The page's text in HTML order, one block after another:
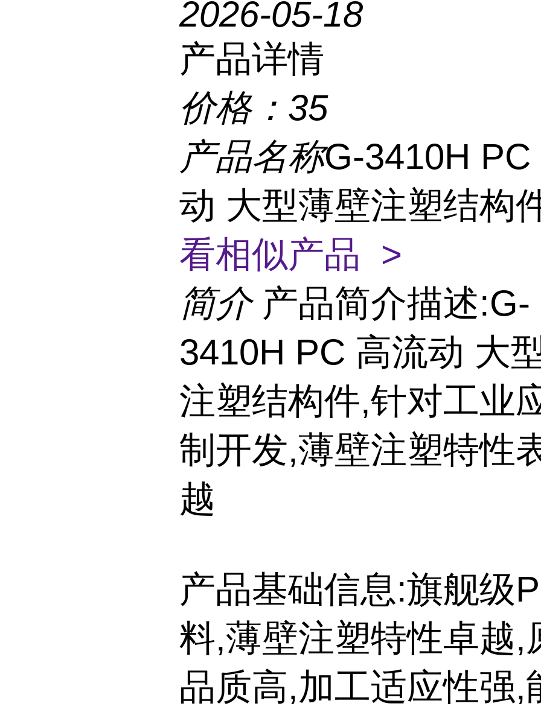
2026-05-18
产品详情
价格： 35
产品名称G-3410H PC
动 大型薄壁注塑结构
看相似产品 >
简介 产品简介描述:G-
3410H PC 高流动 大
注塑结构件,针对工业
制开发,薄壁注塑特性
越
产品基础信息:旗舰级
料,薄壁注塑特性卓越,
品质高,加工适应性强,